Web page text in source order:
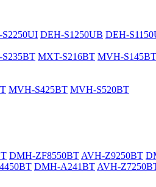
DEH-S1250UB DEH-
MXT-S216BT MVH-S145BT
MVH-S425BT MVH-S520BT
DMH-ZF8550BT AVH-Z9250BT
DMH-A241BT AVH-